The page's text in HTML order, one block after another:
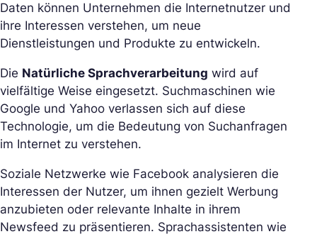
Daten können Unternehmen die Internetnutzer und
ihre Interessen verstehen, um neue
Dienstleistungen und Produkte zu entwickeln.
Die Natürliche Sprachverarbeitung wird auf
vielfältige Weise eingesetzt. Suchmaschinen wie
Google und Yahoo verlassen sich auf diese
Technologie, um die Bedeutung von Suchanfragen
im Internet zu verstehen.
Soziale Netzwerke wie Facebook analysieren die
Interessen der Nutzer, um ihnen gezielt Werbung
anzubieten oder relevante Inhalte in ihrem
Newsfeed zu präsentieren. Sprachassistenten wie